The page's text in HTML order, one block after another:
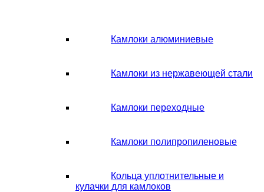
Камлоки алюминиевые
Камлоки из нержавеющей стали
Камлоки переходные
Камлоки полипропиленовые
Кольца уплотнительные и
кулачки для камлоков